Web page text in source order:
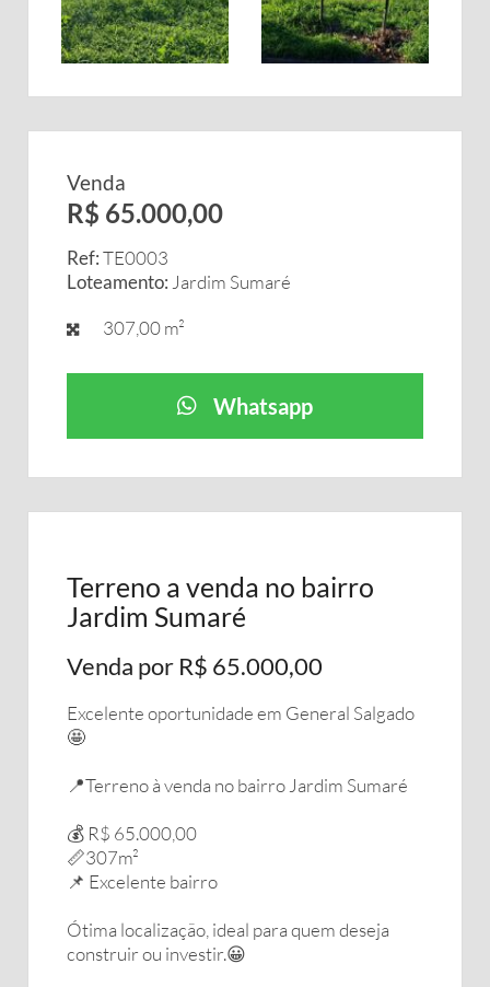
Venda
R$ 65.000,00
Ref:TE0003
Loteamento: Jardim Sumaré
307,00 m²
Whatsapp
Terreno a venda no bairro
Jardim Sumaré
Venda por R$ 65.000,00
Excelente oportunidade em General Salgado
🤩
📍Terreno à venda no bairro Jardim Sumaré
💰 R$ 65.000,00
📏307m²
📌 Excelente bairro
Ótima localização, ideal para quem deseja
construir ou investir.😀